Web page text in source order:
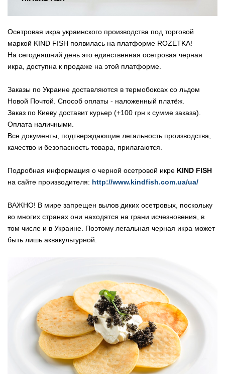
Осетровая икра украинского производства под торговой
маркой KIND FISH появилась на платформе ROZETKA!
На сегодняшний день это единственная осетровая черная
икра, доступна к продаже на этой платформе.
Заказы по Украине доставляются в термобоксах со льдом
Новой Почтой. Способ оплаты - наложенный платёж.
Заказ по Киеву доставит курьер (+100 грн к сумме заказа).
Оплата наличными.
Все документы, подтверждающие легальность производства,
качество и безопасность товара, прилагаются.
Подробная информация о черной осетровой икре KIND FISH
на сайте производителя: http://www.kindfish.com.ua/ua/
ВАЖНО! В мире запрещен вылов диких осетровых, поскольку
во многих странах они находятся на грани исчезновения, в
том числе и в Украине. Поэтому легальная черная икра может
быть лишь аквакультурной.